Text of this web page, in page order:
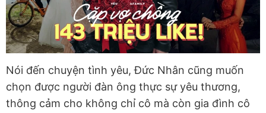
Nói đến chuyện tình yêu, Đức Nhân cũng muốn
chọn được người đàn ông thực sự yêu thương,
thông cảm cho không chỉ cô mà còn gia đình cô